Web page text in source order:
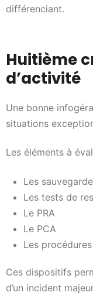
différenciant.
Huitième
d’activité
Une bonne
situations
Les éléments à
Les
Les tests de
Le PRA
Le PCA
Les
Ces dispositifs
d’un incident